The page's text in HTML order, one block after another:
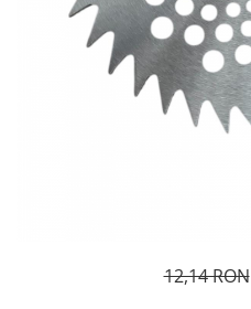
Chiuvete bucatarie
Curatatoare legume si fructe
Cutite si seturi de cutite
Masini de tocat si macinat
Cantare electronice comerciale
12,14 RON